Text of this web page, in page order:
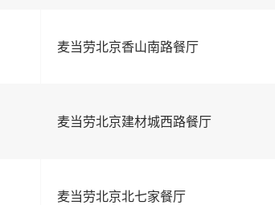
麦当劳北京香山南路餐厅
麦当劳北京建材城西路餐厅
麦当劳北京北七家餐厅